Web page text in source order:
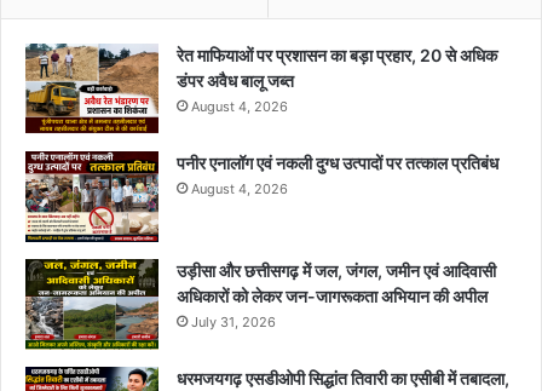
रेत माफियाओं पर प्रशासन का बड़ा प्रहार, 20 से अधिक
डंपर अवैध बालू जब्त
August 4, 2026
पनीर एनालॉग एवं नकली दुग्ध उत्पादों पर तत्काल प्रतिबंध
August 4, 2026
उड़ीसा और छत्तीसगढ़ में जल, जंगल, जमीन एवं आदिवासी
अधिकारों को लेकर जन-जागरूकता अभियान की अपील
July 31, 2026
धरमजयगढ़ एसडीओपी सिद्धांत तिवारी का एसीबी में तबादला,